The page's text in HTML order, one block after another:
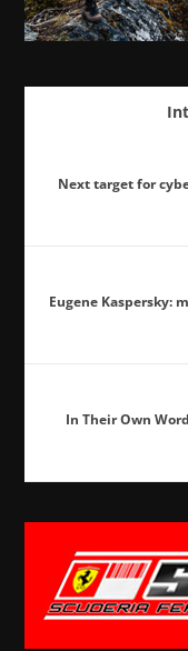
Next target for
Eugene Kaspersky:
In Their Own